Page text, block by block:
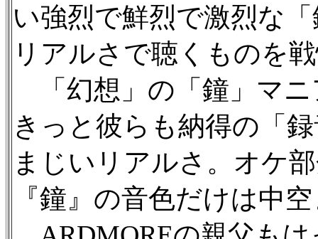
い強烈で鮮烈で激烈な
リアルさで聴くものを
「幻想」の「鐘」マ
きっと彼らも納得の「
まじいリアルさ。オケ
『鐘』の音色だけは中